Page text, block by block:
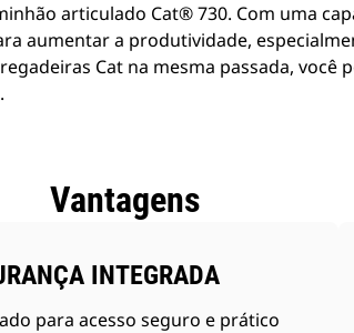
articulado Cat® 730. Com uma
aumentar a produtividade,
Cat na mesma passada, você
Vantagens
INTEGRADA
para acesso seguro e prático